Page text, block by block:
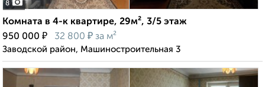
8
Комната в 4-к квартире, 29м², 3/5 этаж
950 000 ₽ 32 800 ₽ за м²
Заводской район, Машиностроительная 3